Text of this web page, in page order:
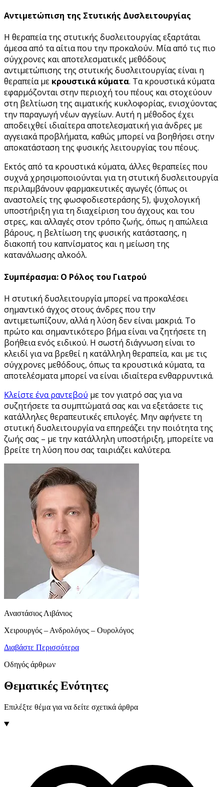
Αντιμετώπιση της Στυτικής Δυσλειτουργίας
Η θεραπεία της στυτικής δυσλειτουργίας εξαρτάται
άμεσα από τα αίτια που την προκαλούν. Μία από τις πιο
σύγχρονες και αποτελεσματικές μεθόδους
αντιμετώπισης της στυτικής δυσλειτουργίας είναι η
θεραπεία με κρουστικά κύματα. Τα κρουστικά κύματα
εφαρμόζονται στην περιοχή του πέους και στοχεύουν
στη βελτίωση της αιματικής κυκλοφορίας, ενισχύοντας
την παραγωγή νέων αγγείων. Αυτή η μέθοδος έχει
αποδειχθεί ιδιαίτερα αποτελεσματική για άνδρες με
αγγειακά προβλήματα, καθώς μπορεί να βοηθήσει στην
αποκατάσταση της φυσικής λειτουργίας του πέους.
Εκτός από τα κρουστικά κύματα, άλλες θεραπείες που
συχνά χρησιμοποιούνται για τη στυτική δυσλειτουργία
περιλαμβάνουν φαρμακευτικές αγωγές (όπως οι
αναστολείς της φωσφοδιεστεράσης 5), ψυχολογική
υποστήριξη για τη διαχείριση του άγχους και του
στρες, και αλλαγές στον τρόπο ζωής, όπως η απώλεια
βάρους, η βελτίωση της φυσικής κατάστασης, η
διακοπή του καπνίσματος και η μείωση της
κατανάλωσης αλκοόλ.
Συμπέρασμα: Ο Ρόλος του Γιατρού
Η στυτική δυσλειτουργία μπορεί να προκαλέσει
σημαντικό άγχος στους άνδρες που την
αντιμετωπίζουν, αλλά η λύση δεν είναι μακριά. Το
πρώτο και σημαντικότερο βήμα είναι να ζητήσετε τη
βοήθεια ενός ειδικού. Η σωστή διάγνωση είναι το
κλειδί για να βρεθεί η κατάλληλη θεραπεία, και με τις
σύγχρονες μεθόδους, όπως τα κρουστικά κύματα, τα
αποτελέσματα μπορεί να είναι ιδιαίτερα ενθαρρυντικά.
Κλείστε ένα ραντεβού με τον γιατρό σας για να
συζητήσετε τα συμπτώματά σας και να εξετάσετε τις
κατάλληλες θεραπευτικές επιλογές. Μην αφήνετε τη
στυτική δυσλειτουργία να επηρεάζει την ποιότητα της
ζωής σας – με την κατάλληλη υποστήριξη, μπορείτε να
βρείτε τη λύση που σας ταιριάζει καλύτερα.
Αναστάσιος Λιβάνιος
Χειρουργός – Ανδρολόγος – Ουρολόγος
Διαβάστε Περισσότερα
Οδηγός άρθρων
Θεματικές Ενότητες
Επιλέξτε θέμα για να δείτε σχετικά άρθρα